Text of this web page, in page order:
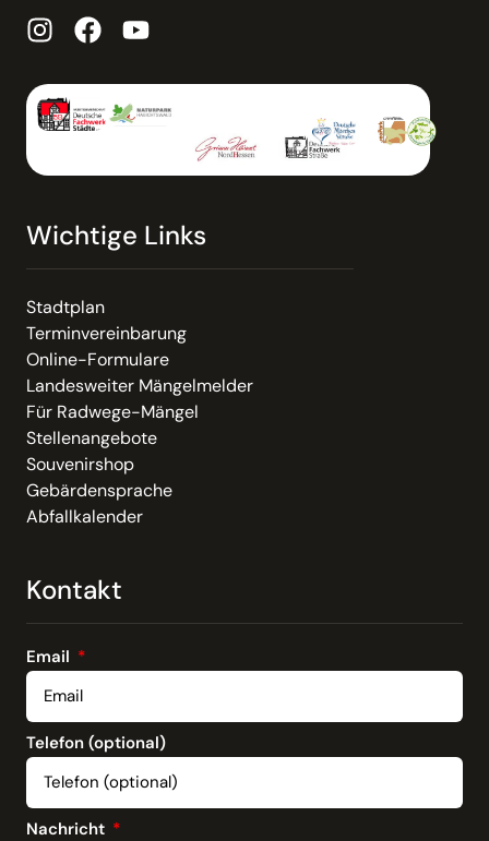
Wichtige Links
Stadtplan
Terminvereinbarung
Online-Formulare
Landesweiter Mängelmelder
Für Radwege-Mängel
Stellenangebote
Souvenirshop
Gebärdensprache
Abfallkalender
Kontakt
Email
Telefon (optional)
Nachricht